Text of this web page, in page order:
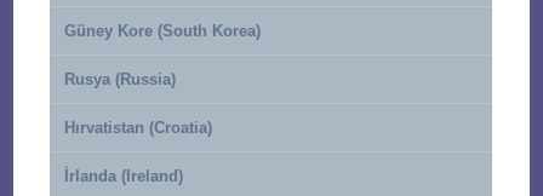
Güney Kore (South Korea)
Rusya (Russia)
Hırvatistan (Croatia)
İrlanda (Ireland)